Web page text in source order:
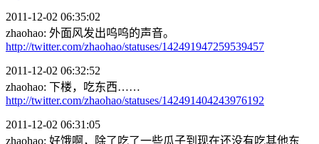
2011-12-02 06:35:02
zhaohao: 外面风发出呜呜的声音。
http://twitter.com/zhaohao/statuses/142491947259539457
2011-12-02 06:32:52
zhaohao: 下楼，吃东西……
http://twitter.com/zhaohao/statuses/142491404243976192
2011-12-02 06:31:05
zhaohao: 好饿啊，除了吃了一些瓜子到现在还没有吃其他东